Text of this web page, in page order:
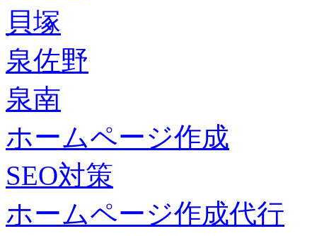
貝塚
泉佐野
泉南
ホームページ作成
SEO対策
ホームページ作成代行